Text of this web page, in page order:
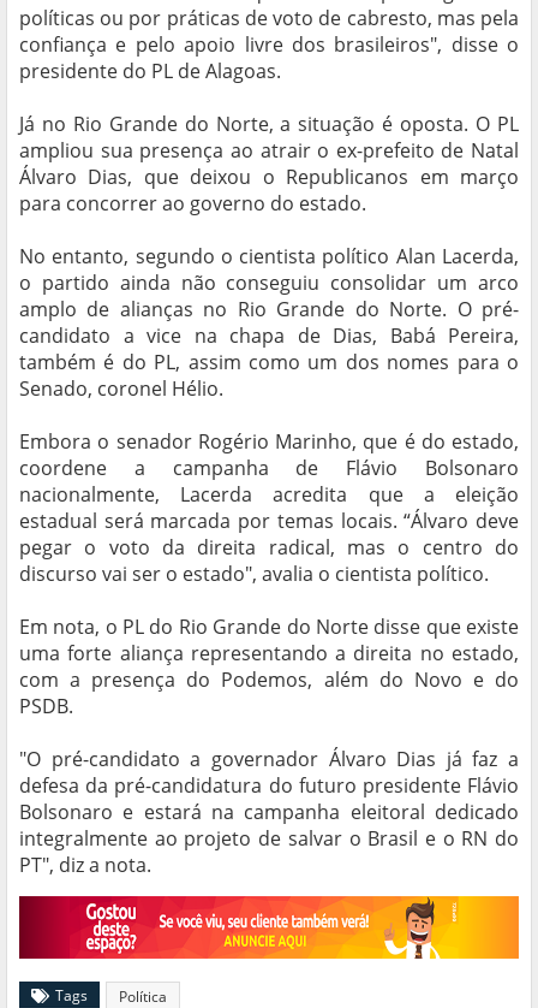
políticas ou por práticas de voto de cabresto, mas pela
confiança e pelo apoio livre dos brasileiros", disse o
presidente do PL de Alagoas.
Já no Rio Grande do Norte, a situação é oposta. O PL
ampliou sua presença ao atrair o ex-prefeito de Natal
Álvaro Dias, que deixou o Republicanos em março
para concorrer ao governo do estado.
No entanto, segundo o cientista político Alan Lacerda,
o partido ainda não conseguiu consolidar um arco
amplo de alianças no Rio Grande do Norte. O pré-
candidato a vice na chapa de Dias, Babá Pereira,
também é do PL, assim como um dos nomes para o
Senado, coronel Hélio.
Embora o senador Rogério Marinho, que é do estado,
coordene a campanha de Flávio Bolsonaro
nacionalmente, Lacerda acredita que a eleição
estadual será marcada por temas locais. “Álvaro deve
pegar o voto da direita radical, mas o centro do
discurso vai ser o estado", avalia o cientista político.
Em nota, o PL do Rio Grande do Norte disse que existe
uma forte aliança representando a direita no estado,
com a presença do Podemos, além do Novo e do
PSDB.
"O pré-candidato a governador Álvaro Dias já faz a
defesa da pré-candidatura do futuro presidente Flávio
Bolsonaro e estará na campanha eleitoral dedicado
integralmente ao projeto de salvar o Brasil e o RN do
PT", diz a nota.
Tags Política